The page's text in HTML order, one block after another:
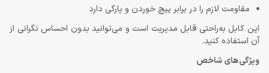
مقاومت لازم را در برابر پیچ خوردن و پارگی دارد
این کابل به‌راحتی قابل مدیریت است و می‌توانید بدون احساس نگرانی از
آن استفاده کنید.
ویژگی‌های شاخص